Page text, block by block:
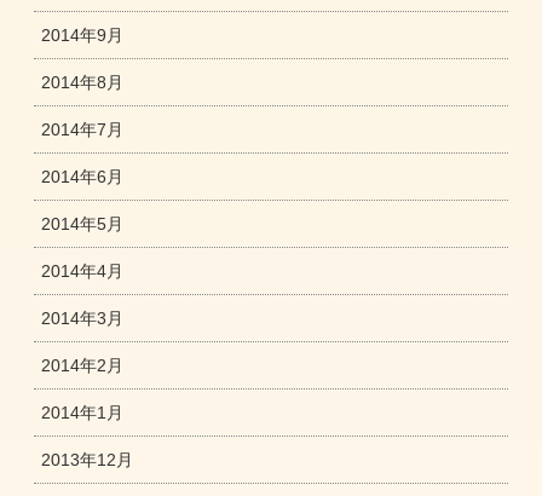
2014年9月
2014年8月
2014年7月
2014年6月
2014年5月
2014年4月
2014年3月
2014年2月
2014年1月
2013年12月